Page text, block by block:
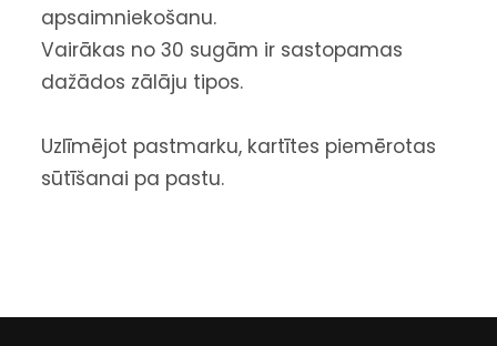
apsaimniekošanu.
Vairākas no 30 sugām ir sastopamas
dažādos zālāju tipos.
Uzlīmējot pastmarku, kartītes piemērotas
sūtīšanai pa pastu.